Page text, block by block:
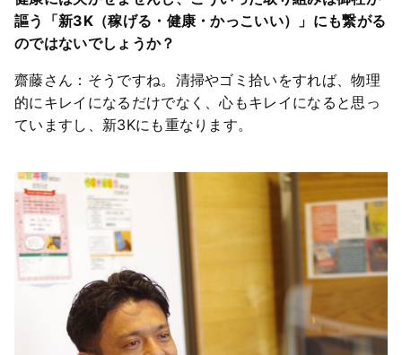
謳う「新3K（稼げる・健康・かっこいい）」にも繋がる
のではないでしょうか？
齋藤さん：そうですね。清掃やゴミ拾いをすれば、物理
的にキレイになるだけでなく、心もキレイになると思っ
ていますし、新3Kにも重なります。